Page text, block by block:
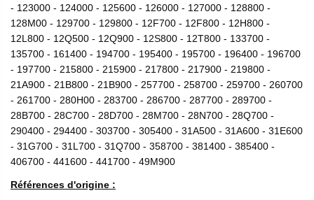
- 123000 - 124000 - 125600 - 126000 - 127000 - 128800 -
128M00 - 129700 - 129800 - 12F700 - 12F800 - 12H800 -
12L800 - 12Q500 - 12Q900 - 12S800 - 12T800 - 133700 -
135700 - 161400 - 194700 - 195400 - 195700 - 196400 - 196700
- 197700 - 215800 - 215900 - 217800 - 217900 - 219800 -
21A900 - 21B800 - 21B900 - 257700 - 258700 - 259700 - 260700
- 261700 - 280H00 - 283700 - 286700 - 287700 - 289700 -
28B700 - 28C700 - 28D700 - 28M700 - 28N700 - 28Q700 -
290400 - 294400 - 303700 - 305400 - 31A500 - 31A600 - 31E600
- 31G700 - 31L700 - 31Q700 - 358700 - 381400 - 385400 -
406700 - 441600 - 441700 - 49M900
Références d'origine :